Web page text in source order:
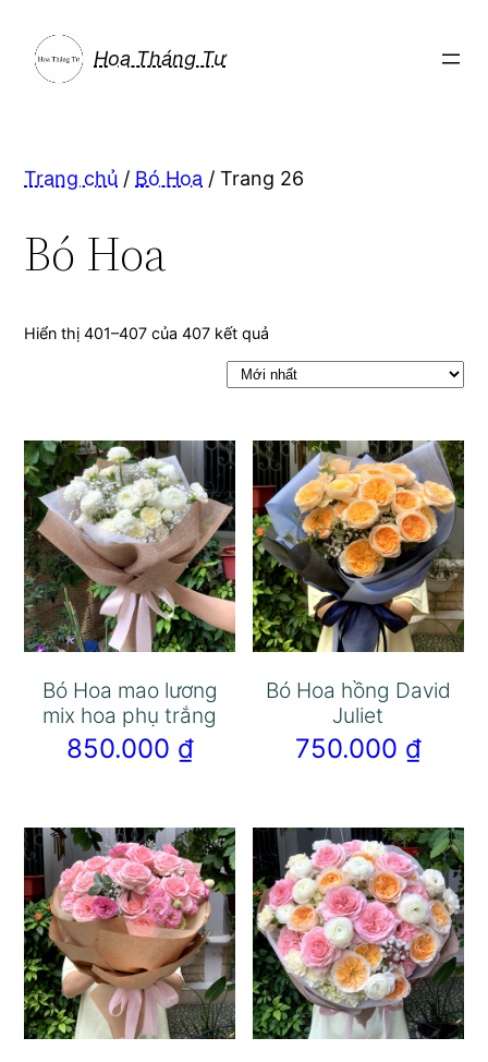
phần
Hoa Tháng Tư
Trang chủ / Bó Hoa / Trang 26
Bó Hoa
Hiển thị 401–407 của 407 kết quả
Bó Hoa mao lương
mix hoa phụ trắng
850.000 ₫
Bó Hoa hồng David
Juliet
750.000 ₫